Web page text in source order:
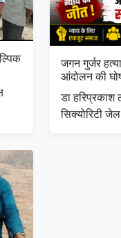
जगन गुर्जर
आंदोलन की
डा हरिप्रकाश
सिक्योरिटी